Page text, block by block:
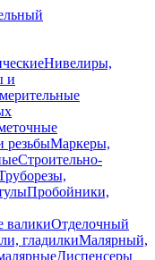
Нивелиры,
и
резьбыМаркеры,
Строительно-
Пробойники,
валикиОтделочный
гладилкиМалярный,
Диспенсеры